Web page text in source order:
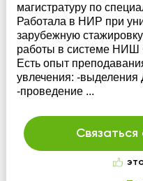
магистратуру по
Работала в НИР при
зарубежную
работы в системе НИШ
Есть опыт
увлечения: -
-проведение ...